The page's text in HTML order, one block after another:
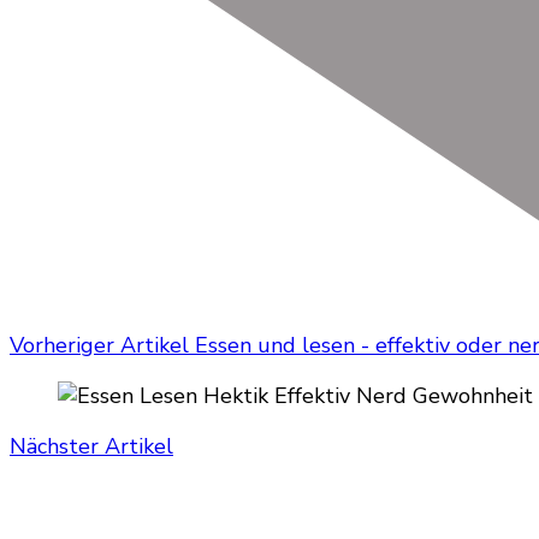
Vorheriger Artikel Essen und lesen - effektiv oder
Nächster Artikel